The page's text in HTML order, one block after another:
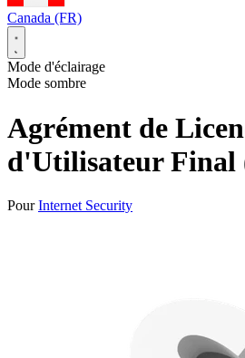
Canada (FR)
Mode d'éclairage
Mode sombre
Agrément de
d'Utilisateur Final
PourInternet Security